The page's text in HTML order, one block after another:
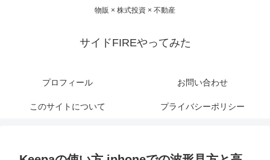
物販 × 株式投資 × 不動産
サイドFIREやってみた
プロフィール お問い合わせ
このサイトについて プライバシーポリシー